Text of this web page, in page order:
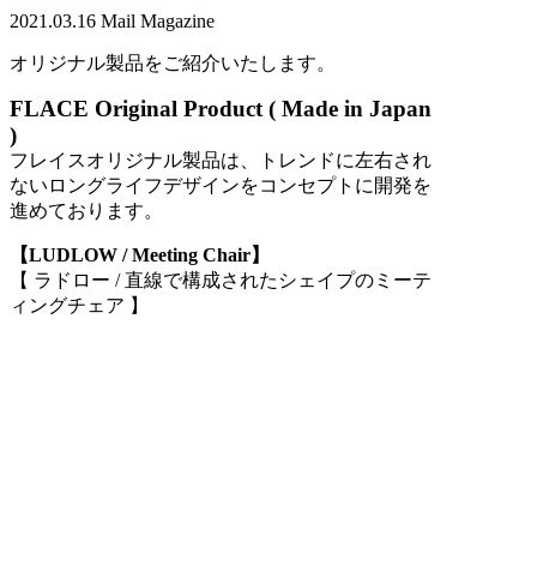
2021.03.16 Mail Magazine
オリジナル製品をご紹介いたします。
FLACE Original Product ( Made in Japan
)
フレイスオリジナル製品は、トレンドに左右され
ないロングライフデザインをコンセプトに開発を
進めております。
【LUDLOW / Meeting Chair】
【 ラドロー / 直線で構成されたシェイプのミーテ
ィングチェア 】